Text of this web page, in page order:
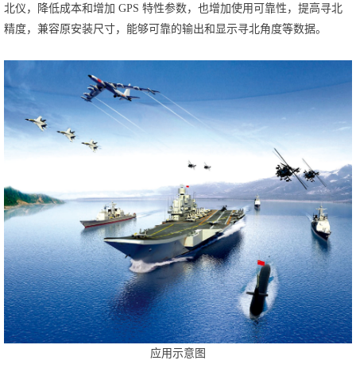
北仪，降低成本和增加 GPS 特性参数，也增加使用可靠性，提高寻北
精度，兼容原安装尺寸，能够可靠的输出和显示寻北角度等数据。
应用示意图